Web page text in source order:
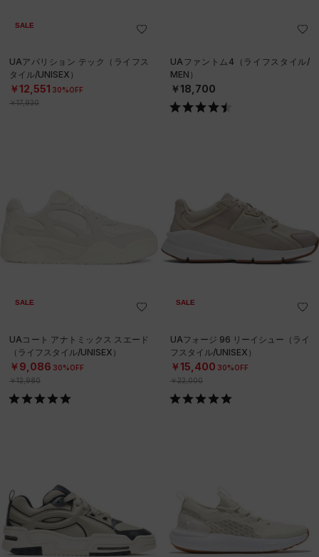
SALE
UAアパリション テック（ライフス
タイル/UNISEX）
￥12,551 30%OFF
￥17,930
UAファントム4（ライフスタイル/
MEN）
￥18,700
SALE
UAコート アナトミックス スエード
（ライフスタイル/UNISEX）
￥9,086 30%OFF
￥12,980
SALE
UAフォージ 96 リーイシュー（ライ
フスタイル/UNISEX）
￥15,400 30%OFF
￥22,000